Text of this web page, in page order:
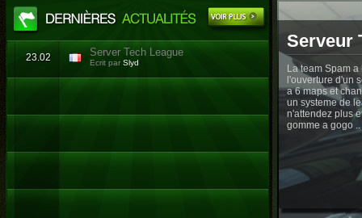
23.02 Server Tech League
Ecrit par Slyd
Serveur
La team Spam
l'ouverture d'un
a 6 maps et
un systeme de
n'attendez plus
gomme a gogo ..